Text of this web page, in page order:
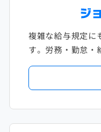
複雑な給与規定に
す。労務・勤怠・